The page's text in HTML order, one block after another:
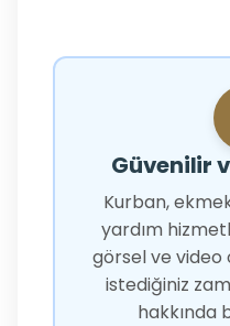
Güvenilir
Kurban,
yardım
görsel ve
istediğiniz
hakkında